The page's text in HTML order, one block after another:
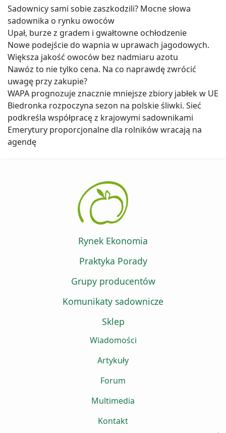
Sadownicy sami sobie zaszkodzili? Mocne słowa
sadownika o rynku owoców
Upał, burze z gradem i gwałtowne ochłodzenie
Nowe podejście do wapnia w uprawach jagodowych.
Większa jakość owoców bez nadmiaru azotu
Nawóz to nie tylko cena. Na co naprawdę zwrócić
uwagę przy zakupie?
WAPA prognozuje znacznie mniejsze zbiory jabłek w UE
Biedronka rozpoczyna sezon na polskie śliwki. Sieć
podkreśla współpracę z krajowymi sadownikami
Emerytury proporcjonalne dla rolników wracają na
agendę
Rynek Ekonomia
Praktyka Porady
Grupy producentów
Komunikaty sadownicze
Sklep
Wiadomości
Artykuły
Forum
Multimedia
Kontakt